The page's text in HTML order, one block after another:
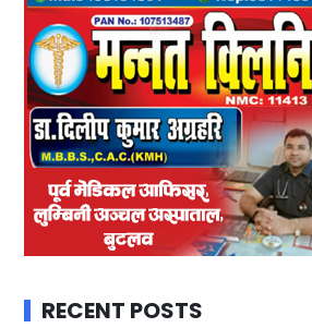
RECENT POSTS